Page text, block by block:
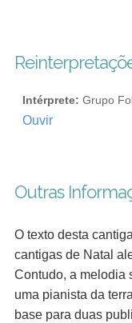
Intérprete: Grupo
Ouvir
Outras
O texto desta
cantigas de Natal
Contudo, a melodia
uma pianista da
base para duas